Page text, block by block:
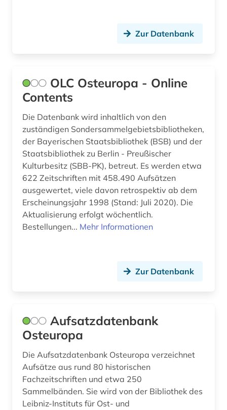
Zur Datenbank
OLC Osteuropa - Online
Contents
Die Datenbank wird inhaltlich von den
zuständigen Sondersammelgebietsbibliotheken,
der Bayerischen Staatsbibliothek (BSB) und der
Staatsbibliothek zu Berlin - Preußischer
Kulturbesitz (SBB-PK), betreut. Es werden etwa
622 Zeitschriften mit 458.490 Aufsätzen
ausgewertet, viele davon retrospektiv ab dem
Erscheinungsjahr 1998 (Stand: Juli 2020). Die
Aktualisierung erfolgt wöchentlich.
Bestellungen... Mehr Informationen
Zur Datenbank
Aufsatzdatenbank
Osteuropa
Die Aufsatzdatenbank Osteuropa verzeichnet
Aufsätze aus rund 80 historischen
Fachzeitschriften und etwa 250
Sammelbänden. Sie wird von der Bibliothek des
Leibniz-Instituts für Ost- und